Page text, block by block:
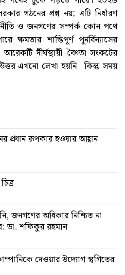
গঠনের প্রশ্ন নয়; এটি নির্ধারণ
ও জনগণের সম্পর্ক কোন পথে
ক্ষমতার শান্তিপূর্ণ পুনর্বিন্যাসের
দীর্ঘস্থায়ী বৈধতা সংকটের
এখনো লেখা হয়নি। কিন্তু সময়
প্রধান রূপকার হওয়ার আহ্বান
জনগণের অধিকার নিশ্চিত না
ডা. শফিকুর রহমান
দেওয়ার উদ্যোগ স্থগিতের